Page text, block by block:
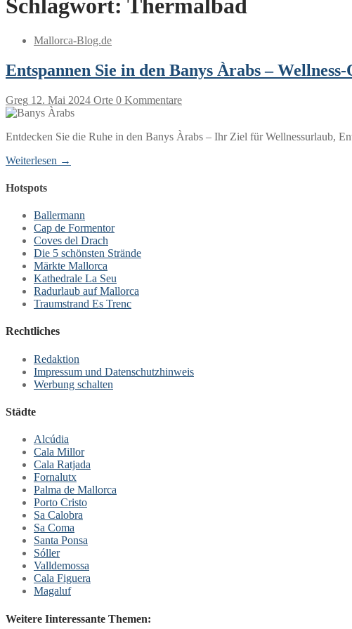
Schlagwort: Thermalbad
Mallorca-Blog.de
Entspannen Sie in den Banys Àrabs – Wellness-
Greg 12. Mai 2024 Orte 0 Kommentare
Entdecken Sie die Ruhe in den Banys Àrabs – Ihr Ziel für Wellnessurlaub,
Weiterlesen →
Hotspots
Ballermann
Cap de Formentor
Coves del Drach
Die 5 schönsten Strände
Märkte Mallorca
Kathedrale La Seu
Radurlaub auf Mallorca
Traumstrand Es Trenc
Rechtliches
Redaktion
Impressum und Datenschutzhinweis
Werbung schalten
Städte
Alcúdia
Cala Millor
Cala Ratjada
Fornalutx
Palma de Mallorca
Porto Cristo
Sa Calobra
Sa Coma
Santa Ponsa
Sóller
Valldemossa
Cala Figuera
Magaluf
Weitere Iinteressante Themen: